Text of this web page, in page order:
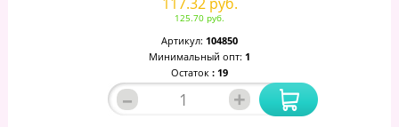
125.70 руб.
Артикул: 104850
Минимальный опт: 1
Остаток : 19
– +